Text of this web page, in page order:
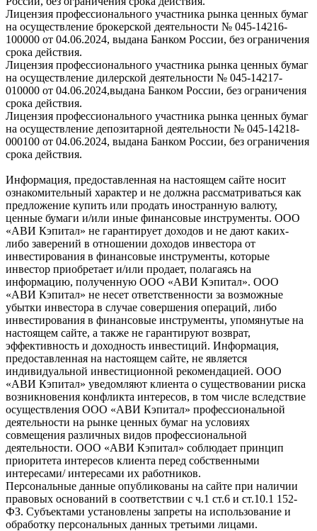
Лицензия профессионального участника рынка ценных бумаг
на осуществление брокерской деятельности № 045-14216-
100000 от 04.06.2024, выдана Банком России, без ограничения
срока действия.
Лицензия профессионального участника рынка ценных бумаг
на осуществление дилерской деятельности № 045-14217-
010000 от 04.06.2024,выдана Банком России, без ограничения
срока действия.
Лицензия профессионального участника рынка ценных бумаг
на осуществление депозитарной деятельности № 045-14218-
000100 от 04.06.2024, выдана Банком России, без ограничения
срока действия.
Информация, предоставленная на настоящем сайте носит
ознакомительный характер и не должна рассматриваться как
предложение купить или продать иностранную валюту,
ценные бумаги и/или иные финансовые инструменты. ООО
«АВИ Кэпитал» не гарантирует доходов и не дают каких-
либо заверений в отношении доходов инвестора от
инвестирования в финансовые инструменты, которые
инвестор приобретает и/или продает, полагаясь на
информацию, полученную ООО «АВИ Кэпитал». ООО
«АВИ Кэпитал» не несет ответственности за возможные
убытки инвестора в случае совершения операций, либо
инвестирования в финансовые инструменты, упомянутые на
настоящем сайте, а также не гарантируют возврат,
эффективность и доходность инвестиций. Информация,
предоставленная на настоящем сайте, не является
индивидуальной инвестиционной рекомендацией. ООО
«АВИ Кэпитал» уведомляют клиента о существовании риска
возникновения конфликта интересов, в том числе вследствие
осуществления ООО «АВИ Кэпитал» профессиональной
деятельности на рынке ценных бумаг на условиях
совмещения различных видов профессиональной
деятельности. ООО «АВИ Кэпитал» соблюдает принцип
приоритета интересов клиента перед собственными
интересами/ интересами их работников.
Персональные данные опубликованы на сайте при наличии
правовых оснований в соответствии с ч.1 ст.6 и ст.10.1 152-
ФЗ. Субъектами установлены запреты на использование и
обработку персональных данных третьими лицами.